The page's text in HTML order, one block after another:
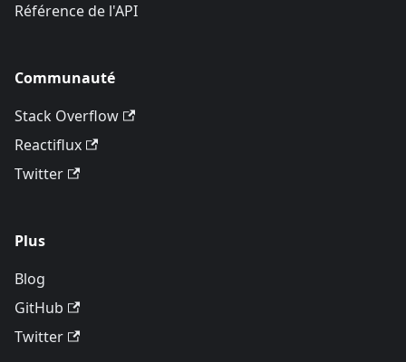
Référence de l'API
Communauté
Stack Overflow
Reactiflux
Twitter
Plus
Blog
GitHub
Twitter